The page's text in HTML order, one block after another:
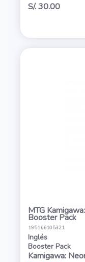
S/. 30.00
MTG
Booster Pack
195166105321
Inglés
Booster Pack
Kamigawa: